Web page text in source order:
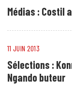
Médias : Costil
11 JUIN 2013
Sélections :
Ngando buteur